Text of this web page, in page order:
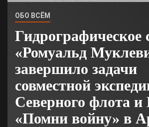
ОБО ВСЁМ
Гидрографическое
«Ромуальд
завершило задачи
совместной
Северного флота
«Помни войну» в